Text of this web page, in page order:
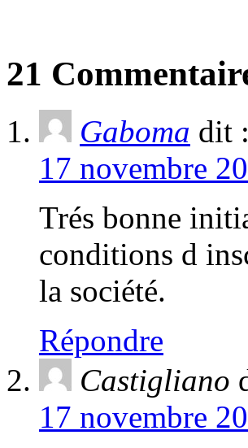
21
Gaboma dit :
17 novembre
Trés bonne
conditions d
la société.
Répondre
Castigliano
17 novembre